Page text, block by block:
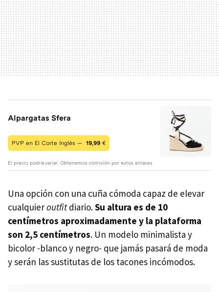
Alpargatas Sfera
PVP en El Corte Inglés — 19,99 €
El precio podría variar. Obtenemos comisión por estos enlaces
Una opción con una cuña cómoda capaz de elevar
cualquieroutfitdiario.Su altura es de 10
centímetros aproximadamente y la plataforma
son 2,5 centímetros. Un modelo minimalista y
bicolor -blanco y negro- que jamás pasará de moda
y serán las sustitutas de los tacones incómodos.